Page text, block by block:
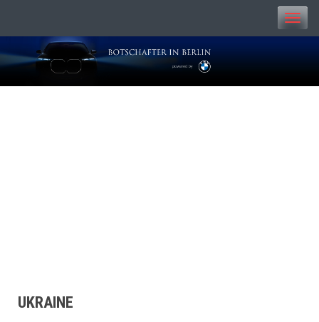
Toggle
BOTSCHAFTER IN
UKRAINE